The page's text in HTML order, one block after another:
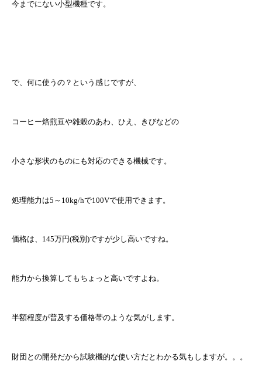
今までにない小型機種です。
で、何に使うの？という感じですが、
コーヒー焙煎豆や雑穀のあわ、ひえ、きびなどの
小さな形状のものにも対応のできる機械です。
処理能力は5～10kg/hで100Vで使用できます。
価格は、145万円(税別)ですが少し高いですね。
能力から換算してもちょっと高いですよね。
半額程度が普及する価格帯のような気がします。
財団との開発だから試験機的な使い方だとわかる気もしますが。。。